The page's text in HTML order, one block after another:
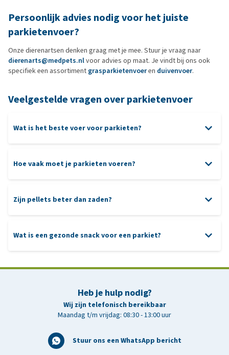
Persoonlijk advies nodig voor het juiste
parkietenvoer?
Onze dierenartsen denken graag met je mee. Stuur je vraag naar
dierenarts@medpets.nlvoor advies op maat. Je vindt bij ons ook
specifiek een assortiment grasparkietenvoeren duivenvoer.
Veelgestelde vragen over parkietenvoer
Wat is het beste voer voor parkieten?
Hoe vaak moet je parkieten voeren?
Zijn pellets beter dan zaden?
Wat is een gezonde snack voor een parkiet?
Heb je hulp nodig?
Wij zijn telefonisch bereikbaar
Maandag t/m vrijdag: 08:30 - 13:00 uur
Stuur ons een WhatsApp bericht